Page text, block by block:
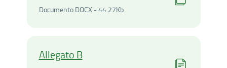
Documento DOCX - 44.27KbDocumento DOCX -
Allegato B